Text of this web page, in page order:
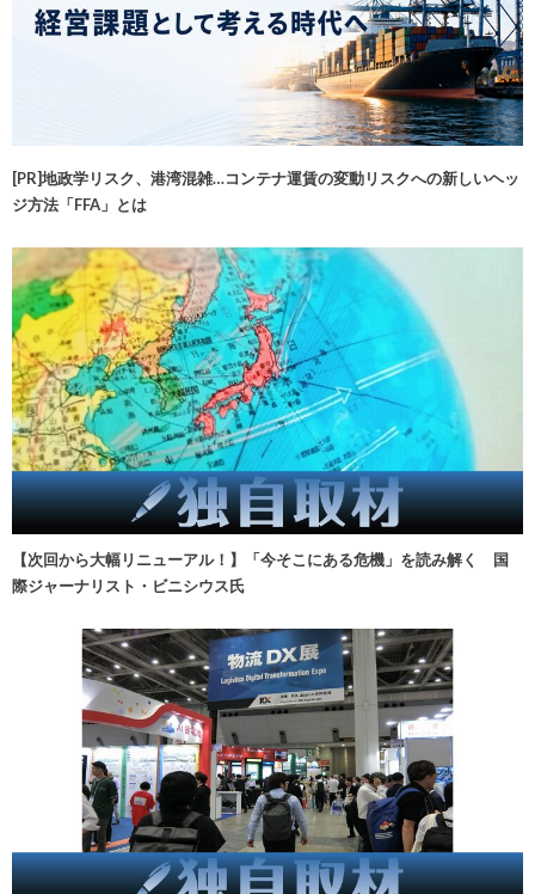
[PR]地政学リスク、港湾混雑…コンテナ運賃の変動リスクへの新しいヘッ
ジ方法「FFA」とは
【次回から大幅リニューアル！】「今そこにある危機」を読み解く 国
際ジャーナリスト・ビニシウス氏